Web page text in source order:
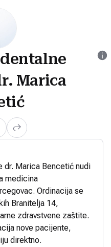
Marica
dr. Marica Bencetić nudi
medicina
Ordinacija se
Branitelja 14,
zdravstvene zaštite.
nove pacijente,
direktno.